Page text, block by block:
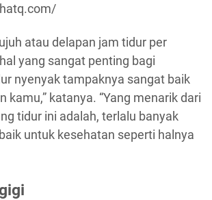
atau delapan jam tidur per
yang sangat penting bagi
nyenyak tampaknya sangat baik
kamu,” katanya. “Yang menarik dari
tidur ini adalah, terlalu banyak
untuk kesehatan seperti halnya